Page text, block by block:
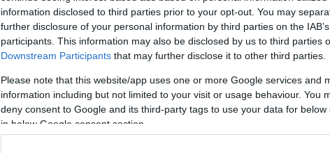
information disclosed to third parties prior to your opt-out. You may
further disclosure of your personal information by third parties on the
participants. This information may also be disclosed by us to third parties
Downstream Participants that may further disclose it to other third parties.
Please note that this website/app uses one or more Google services and
information including but not limited to your visit or usage behaviour. You
deny consent to Google and its third-party tags to use your data for below
in below Google consent section.